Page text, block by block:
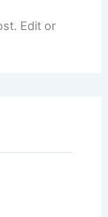
Edit or